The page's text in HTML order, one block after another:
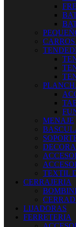
MENAJE
TEXTIL
CERRAJERIA
LIJADORAS
FERRETERIA